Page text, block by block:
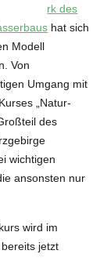
rk des
hat sich
Modell
Von
Umgang mit
„Natur-
des
wichtigen
ansonsten nur
wird im
jetzt